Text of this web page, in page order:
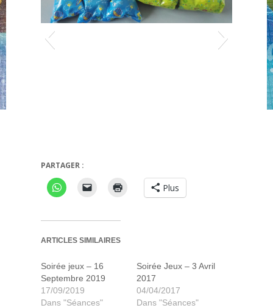
Les cloches sont passées !
PARTAGER :
Plus
ARTICLES SIMILAIRES
Soirée jeux – 16
Septembre 2019
17/09/2019
Dans "Séances"
Soirée Jeux – 3 Avril
2017
04/04/2017
Dans "Séances"